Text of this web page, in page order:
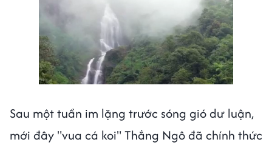
Sau một tuần im lặng trước sóng gió dư luận,
mới đây "vua cá koi" Thắng Ngô đã chính thức